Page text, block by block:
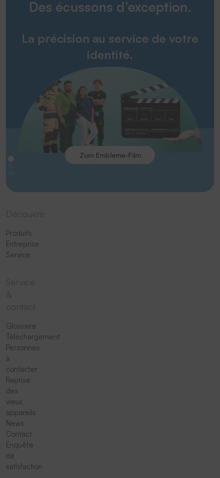
Des écussons d’exception.
La précision au service de votre
identité.
Zum Embleme-Film
Produits
Entreprise
Service
Glossaire
Téléchargement
Personnes
à
contacter
Reprise
des
vieux
appareils
News
Contact
Enquête
de
satisfaction